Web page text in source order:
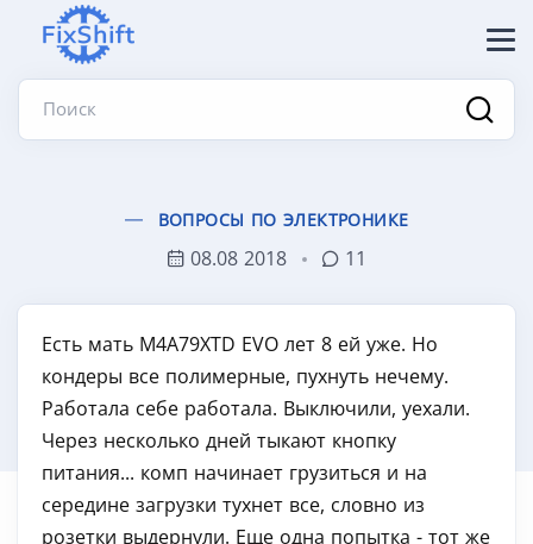
Поиск
ВОПРОСЫ ПО ЭЛЕКТРОНИКЕ
08.08 2018 11
Есть мать M4A79XTD EVO лет 8 ей уже. Но
кондеры все полимерные, пухнуть нечему.
Работала себе работала. Выключили, уехали.
Через несколько дней тыкают кнопку
питания... комп начинает грузиться и на
середине загрузки тухнет все, словно из
розетки выдернули. Еще одна попытка - тот же